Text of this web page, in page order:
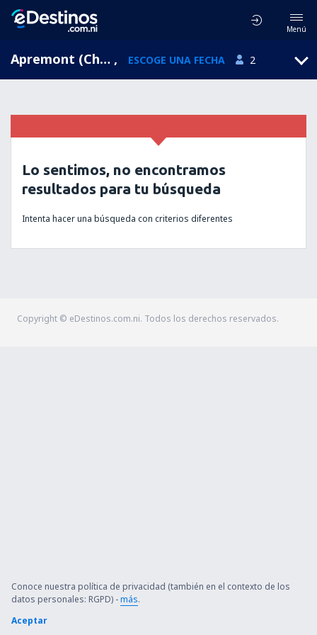
Menú
Apremont (Chambery), Rhone-Alpes, Francia , ESCOGE UNA FECHA 2
Lo sentimos, no encontramos
resultados para tu búsqueda
Intenta hacer una búsqueda con criterios diferentes
Copyright © eDestinos.com.ni. Todos los derechos reservados.
Conoce nuestra política de privacidad (también en el contexto de los
datos personales: RGPD) -más.
Aceptar